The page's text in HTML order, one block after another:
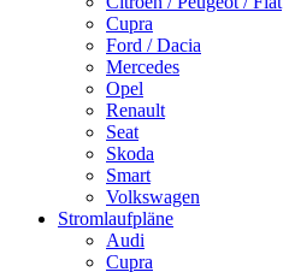
Cupra
Ford / Dacia
Mercedes
Opel
Renault
Seat
Skoda
Smart
Volkswagen
Stromlaufpläne
Audi
Cupra